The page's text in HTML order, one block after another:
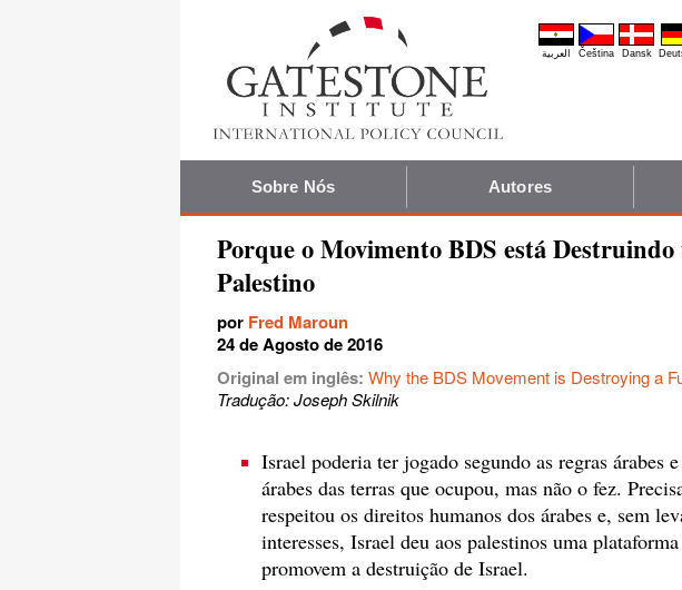
العربية Čeština Dansk
Sobre Nós Autores
Porque o Movimento BDS está
Palestino
por Fred Maroun
24 de Agosto de 2016
Original em inglês: Why the BDS Movement is Destroying a
Tradução: Joseph Skilnik
Israel poderia ter jogado segundo as regras árabes
árabes das terras que ocupou, mas não o fez.
respeitou os direitos humanos dos árabes e, sem
interesses, Israel deu aos palestinos uma
promovem a destruição de Israel.